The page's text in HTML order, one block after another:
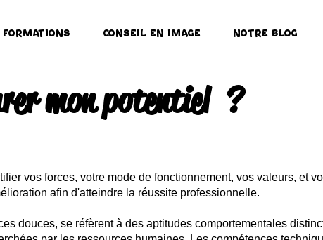
formations Conseil en image Notre Blog
mon potentiel ?
vos forces, votre mode de fonctionnement, vos valeurs, et
afin d'atteindre la réussite professionnelle.
douces, se réfèrent à des aptitudes comportementales